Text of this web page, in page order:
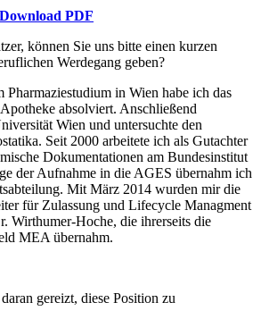
Download PDF
können Sie uns bitte einen kurzen
Werdegang geben?
Pharmaziestudium in Wien habe ich das
absolviert. Anschließend
Wien und untersuchte den
Seit 2000 arbeitete ich als Gutachter
Dokumentationen am Bundesinstitut
der Aufnahme in die AGES übernahm ich
Mit März 2014 wurden mir die
für Zulassung und Lifecycle Managment
Wirthumer-Hoche, die ihrerseits die
MEA übernahm.
gereizt, diese Position zu